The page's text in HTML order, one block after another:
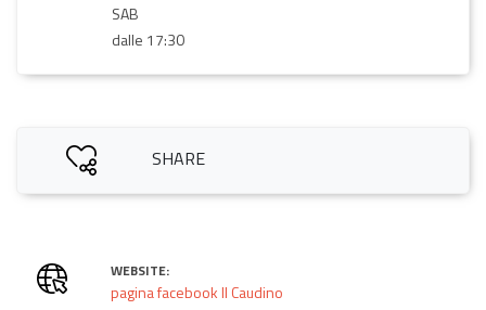
SAB
dalle 17:30
SHARE
WEBSITE:
pagina facebook Il Caudino